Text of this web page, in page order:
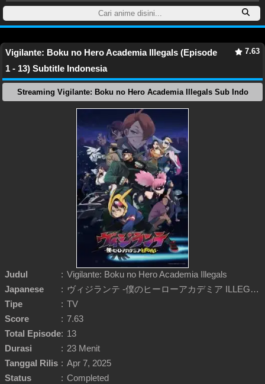
Vigilante: Boku no Hero Academia Illegals (Episode
1 - 13) Subtitle Indonesia
7.63
Streaming Vigilante: Boku no Hero Academia Illegals Sub Indo
Judul : Vigilante: Boku no Hero Academia Illegals
Japanese
:
ヴィジランテ -僕のヒーローアカデミア ILLEGALS-
Tipe
: TV
Score
: 7.63
Total Episode: 13
Durasi
: 23 Menit
Tanggal Rilis : Apr 7, 2025
Status
: Completed